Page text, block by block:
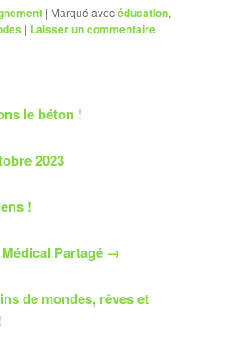
| Marqué avecéducation,
| Laisser un commentaire
le béton !
2023
!
Partagé →
de mondes, rêves et